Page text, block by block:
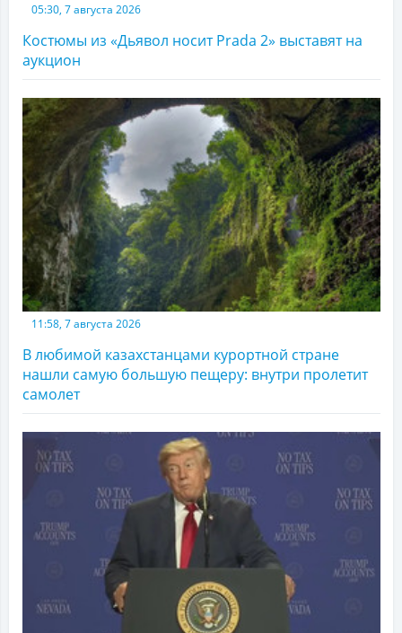
05:30, 7 августа 2026
Костюмы из «Дьявол носит Prada 2» выставят на
аукцион
11:58, 7 августа 2026
В любимой казахстанцами курортной стране
нашли самую большую пещеру: внутри пролетит
самолет